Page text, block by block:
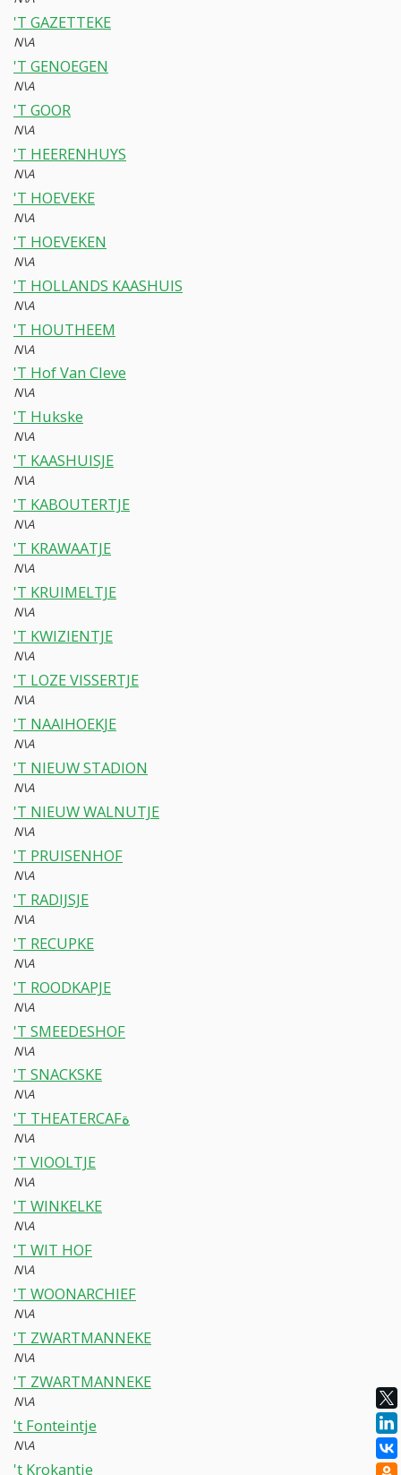
'T GAZETTEKE
N\A
'T GENOEGEN
N\A
'T GOOR
N\A
'T HEERENHUYS
N\A
'T HOEVEKE
N\A
'T HOEVEKEN
N\A
'T HOLLANDS KAASHUIS
N\A
'T HOUTHEEM
N\A
'T Hof Van Cleve
N\A
'T Hukske
N\A
'T KAASHUISJE
N\A
'T KABOUTERTJE
N\A
'T KRAWAATJE
N\A
'T KRUIMELTJE
N\A
'T KWIZIENTJE
N\A
'T LOZE VISSERTJE
N\A
'T NAAIHOEKJE
N\A
'T NIEUW STADION
N\A
'T NIEUW WALNUTJE
N\A
'T PRUISENHOF
N\A
'T RADIJSJE
N\A
'T RECUPKE
N\A
'T ROODKAPJE
N\A
'T SMEEDESHOF
N\A
'T SNACKSKE
N\A
'T THEATERCAFة
N\A
'T VIOOLTJE
N\A
'T WINKELKE
N\A
'T WIT HOF
N\A
'T WOONARCHIEF
N\A
'T ZWARTMANNEKE
N\A
'T ZWARTMANNEKE
N\A
't Fonteintje
N\A
't Krokantje